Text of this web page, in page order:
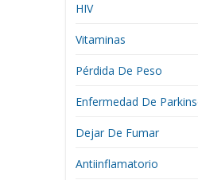
HIV
Vitaminas
Pérdida De Peso
Enfermedad De
Dejar De Fumar
Antiinflamatorio